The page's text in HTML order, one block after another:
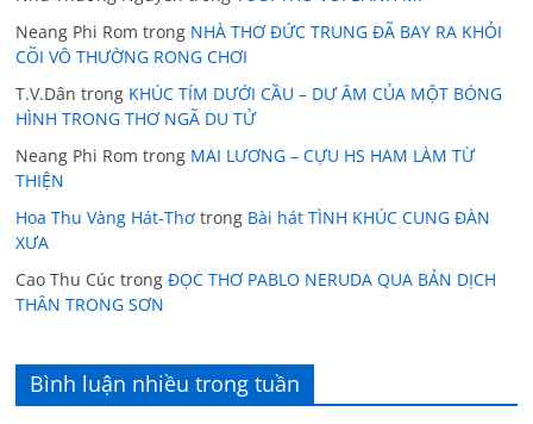
Neang Phi Rom trong NHÀ THƠ ĐỨC TRUNG ĐÃ BAY RA KHỎI
CÕI VÔ THƯỜNG RONG CHƠI
T.V.Dân trong KHÚC TÍM DƯỚI CẦU – DƯ ÂM CỦA MỘT BÓNG
HÌNH TRONG THƠ NGÃ DU TỬ
Neang Phi Rom trong MAI LƯƠNG – CỰU HS HAM LÀM TỪ
THIỆN
Hoa Thu Vàng Hát-Thơ trong Bài hát TÌNH KHÚC CUNG ĐÀN
XƯA
Cao Thu Cúc trongĐỌC THƠ PABLO NERUDA QUA BẢN DỊCH
THÂN TRONG SƠN
Bình luận nhiều trong tuần